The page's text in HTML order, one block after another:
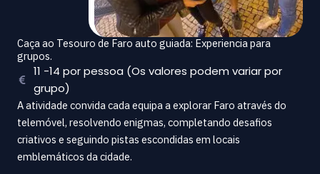
Caça ao Tesouro de Faro auto guiada: Experiencia para
grupos.
11 -14 por pessoa (Os valores podem variar por
grupo)
A atividade convida cada equipa a explorar Faro através do
telemóvel, resolvendo enigmas, completando desafios
criativos e seguindo pistas escondidas em locais
emblemáticos da cidade.